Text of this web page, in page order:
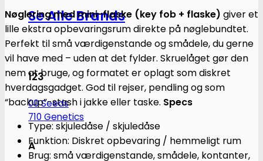
Se Alle Brands
123
00 Seeds
710 Genetics
A
Nøglering med mini-flaske (key fob + flaske) giver et
lille ekstra opbevaringsrum direkte på nøglebundtet.
Perfekt til små værdigenstande og smådele, du gerne
vil have med – uden at det fylder. Skruelåget gør den
nem at bruge, og formatet er oplagt som diskret
hverdagsgadget. God til rejser, pendling og som
“backup”-stash i jakke eller taske. Specs
Type: skjuledåse / skjuledåse
Funktion: Diskret opbevaring / hemmeligt rum
Brug: små værdigenstande, smådele, kontanter,